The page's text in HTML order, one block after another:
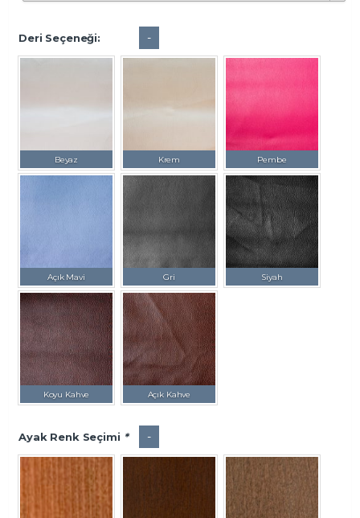
Deri Seçeneği:
Beyaz Krem Pembe
Açık Mavi Gri Siyah
Koyu Kahve Açık Kahve
-
Ayak Renk Seçimi * -